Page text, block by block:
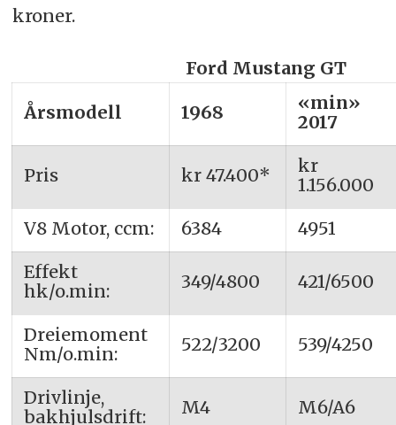
kroner.
Ford Mustang GT
Årsmodell
1968
«min»
2017
Pris kr 47.400*
kr
1.156.000
V8 Motor, ccm:
6384
4951
Effekt
hk/o.min:
349/4800 421/6500
Dreiemoment
Nm/o.min:
522/3200 539/4250
Drivlinje,
bakhjulsdrift:
M4 M6/A6